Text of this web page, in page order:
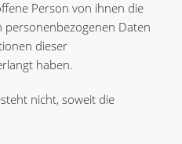
Person von ihnen die
personenbezogenen Daten
dieser
haben.
nicht, soweit die